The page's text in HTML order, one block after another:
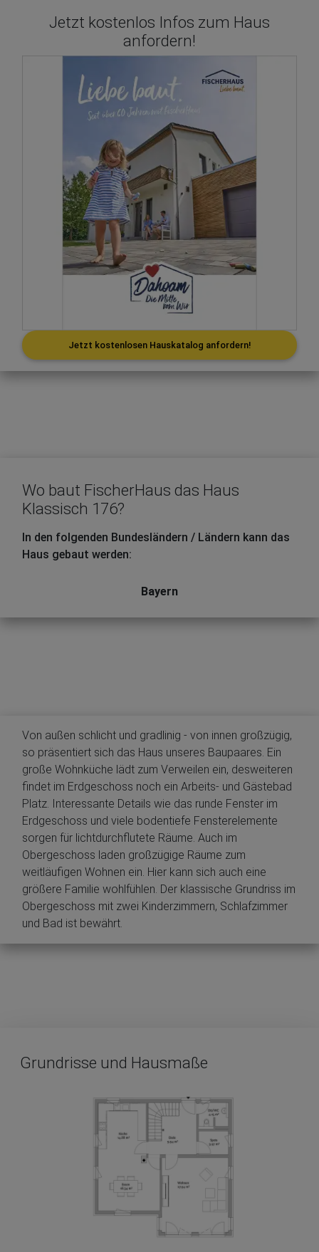
Jetzt kostenlos Infos zum Haus
anfordern!
Jetzt kostenlosen Hauskatalog anfordern!
Wo baut FischerHaus das Haus
Klassisch 176?
In den folgenden Bundesländern / Ländern kann das
Haus gebaut werden:
Bayern
Von außen schlicht und gradlinig - von innen großzügig,
so präsentiert sich das Haus unseres Baupaares. Ein
große Wohnküche lädt zum Verweilen ein, desweiteren
findet im Erdgeschoss noch ein Arbeits- und Gästebad
Platz. Interessante Details wie das runde Fenster im
Erdgeschoss und viele bodentiefe Fensterelemente
sorgen für lichtdurchflutete Räume. Auch im
Obergeschoss laden großzügige Räume zum
weitläufigen Wohnen ein. Hier kann sich auch eine
größere Familie wohlfühlen. Der klassische Grundriss im
Obergeschoss mit zwei Kinderzimmern, Schlafzimmer
und Bad ist bewährt.
Grundrisse und Hausmaße